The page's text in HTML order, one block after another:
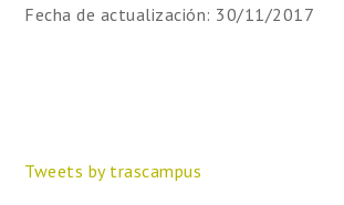
Fecha de actualización: 30/11/2017
Tweets by trascampus